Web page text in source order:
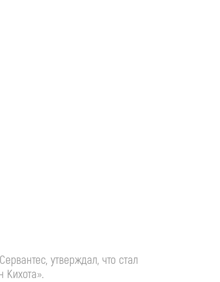
утверждал, что стал
Кихота».